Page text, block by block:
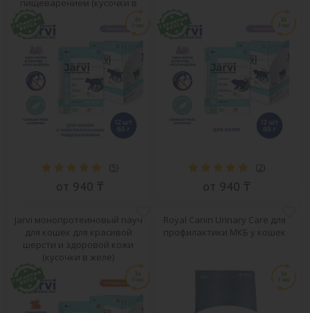
пищеварением (кусочки в
(5)
от 940 ₸
(2)
от 940 ₸
Jarvi монопротеиновый пауч
для кошек для красивой
шерсти и здоровой кожи
(кусочки в желе)
Royal Canin Urinary Care для
профилактики МКБ у кошек